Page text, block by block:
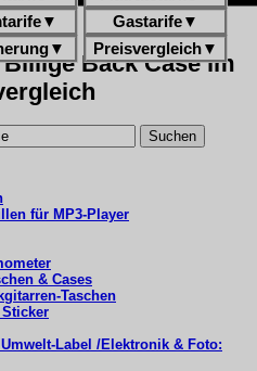
▼ Gastarife▼
▼ Preisvergleich▼
Back Case im
für MP3-Player
& Cases
Taschen
Label /Elektronik & Foto: